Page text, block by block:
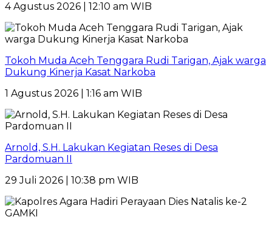
4 Agustus 2026 | 12:10 am WIB
Tokoh Muda Aceh Tenggara Rudi Tarigan, Ajak warga
Dukung Kinerja Kasat Narkoba
1 Agustus 2026 | 1:16 am WIB
Arnold, S.H. Lakukan Kegiatan Reses di Desa
Pardomuan II
29 Juli 2026 | 10:38 pm WIB